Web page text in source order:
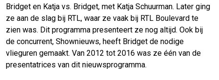
Bridget en Katja vs. Bridget, met Katja Schuurman. Later ging
ze aan de slag bij RTL, waar ze vaak bij RTL Boulevard te
zien was. Dit programma presenteert ze nog altijd. Ook bij
de concurrent, Shownieuws, heeft Bridget de nodige
vlieguren gemaakt. Van 2012 tot 2016 was ze één van de
presentatrices van dit nieuwsprogramma.